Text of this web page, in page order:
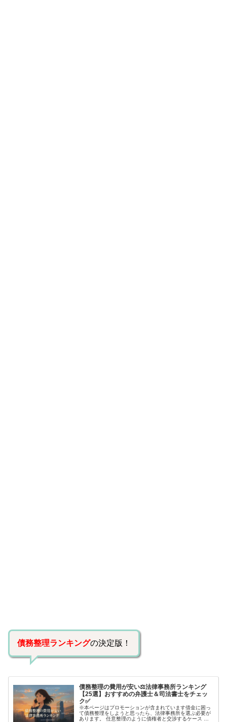
債務整理ランキングの決定版！
債務整理の費用が安い⚖️法律事務所ランキング
【25選】おすすめの弁護士＆司法書士をチェッ
ク✅
※本ページはプロモーションが含まれています借金に困っ
て債務整理をしようと思ったら、法律事務所を選ぶ必要が
あります。 任意整理のように債権者と交渉するケース 自